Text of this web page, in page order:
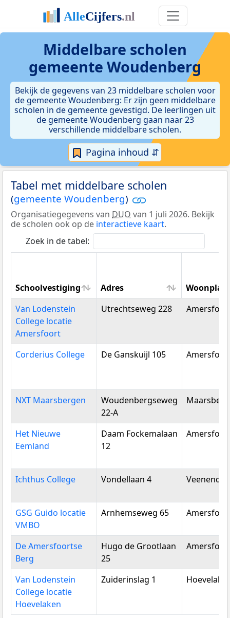
Middelbare scholen
gemeente Woudenberg
Bekijk de gegevens van 23 middelbare scholen voor
de gemeente Woudenberg: Er zijn geen middelbare
scholen in de gemeente gevestigd. De leerlingen uit
de gemeente Woudenberg gaan naar 23
verschillende middelbare scholen.
Pagina inhoud ⇵
Tabel met middelbare scholen
(gemeente Woudenberg)
Organisatiegegevens van DUO van 1 juli 2026. Bekijk
de scholen ook op de interactieve kaart.
Zoek in de tabel:
Schoolvestiging Adres
Schoolvestiging
Adres
Van Lodenstein
College locatie
Amersfoort
Utrechtseweg 228
Corderius College De Ganskuijl 105
NXT Maarsbergen
Woudenbergseweg
22-A
Het Nieuwe
Eemland
Daam Fockemalaan
12
Ichthus College Vondellaan 4
GSG Guido locatie
VMBO
Arnhemseweg 65
De Amersfoortse
Berg
Hugo de Grootlaan
25
Van Lodenstein
College locatie
Hoevelaken
Zuiderinslag 1